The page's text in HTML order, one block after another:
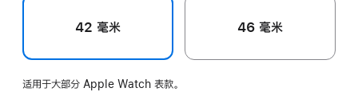
42 毫米 46 毫米
适用于大部分 Apple Watch 表款。